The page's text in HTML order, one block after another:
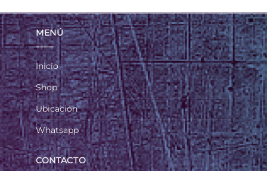
MENÚ
Inicio
Shop
Ubicación
Whatsapp
CONTACTO